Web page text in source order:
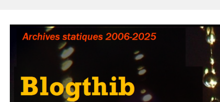
contenu